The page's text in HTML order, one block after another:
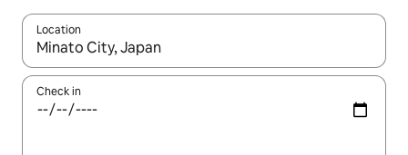
Location
When results are available, navigate with the up and down
Check in